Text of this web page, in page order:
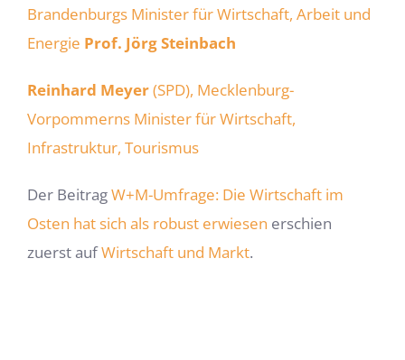
Brandenburgs Minister für Wirtschaft, Arbeit und
Energie Prof. Jörg Steinbach
Reinhard Meyer(SPD), Mecklenburg-
Vorpommerns Minister für Wirtschaft,
Infrastruktur, Tourismus
Der BeitragW+M-Umfrage: Die Wirtschaft im
Osten hat sich als robust erwiesen erschien
zuerst aufWirtschaft und Markt.